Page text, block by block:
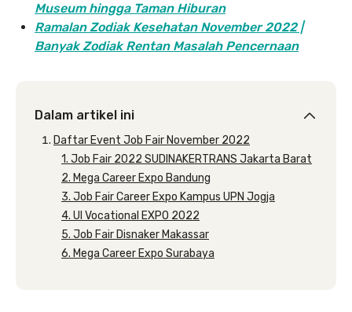
Museum hingga Taman Hiburan
Ramalan Zodiak Kesehatan November 2022 |
Banyak Zodiak Rentan Masalah Pencernaan
Dalam artikel ini
Daftar Event Job Fair November 2022
1. Job Fair 2022 SUDINAKERTRANS Jakarta Barat
2. Mega Career Expo Bandung
3. Job Fair Career Expo Kampus UPN Jogja
4. UI Vocational EXPO 2022
5. Job Fair Disnaker Makassar
6. Mega Career Expo Surabaya